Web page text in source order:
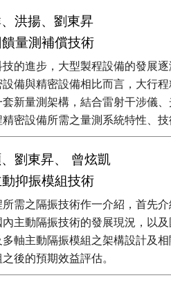
洪揚、劉東昇
量測補償技術
的進步，大型製程設備的發展
備與精密設備相比而言，大行
新量測架構，結合雷射干涉儀
密設備所需之量測系統特性、技
劉東昇、 曾炫凱
抑振模組技術
需之隔振技術作一介紹，首先
主動隔振技術的發展現況，以
軸主動隔振模組之架構設計及
後的預期效益評估。